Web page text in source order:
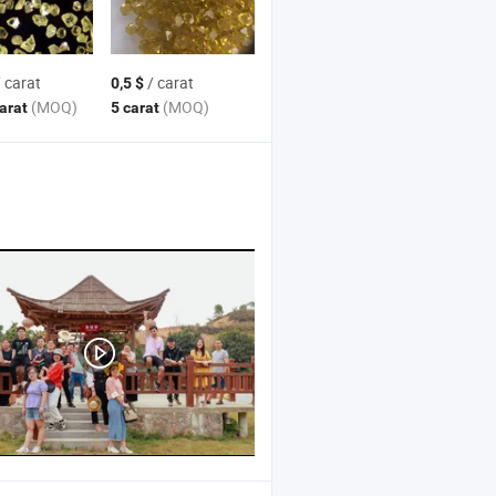
(MOQ)
0,5 $/ carat
5 carat (MOQ)